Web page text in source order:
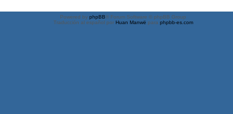
Powered by phpBB® Forum Software © phpBB Group
Traducción al español por Huan Manwë para phpbb-es.com